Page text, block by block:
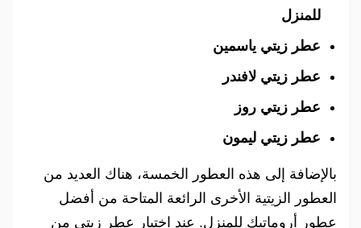
للمنزل
عطر زيتي ياسمين
عطر زيتي لافندر
عطر زيتي روز
عطر زيتي ليمون
بالإضافة إلى هذه العطور الخمسة، هناك العديد من
العطور الزيتية الأخرى الرائعة المتاحة من أفضل
عطور أروماتيك للمنزل. عند اختيار عطر زيتي من